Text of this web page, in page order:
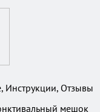
Отзывы
мешок